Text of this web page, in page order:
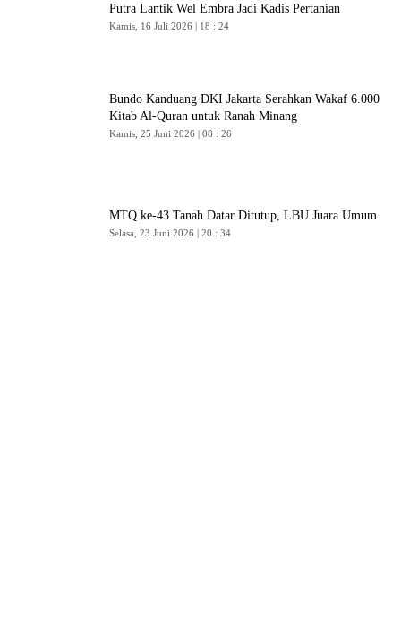
Putra Lantik Wel Embra Jadi Kadis Pertanian
Kamis, 16 Juli 2026 | 18 : 24
Bundo Kanduang DKI Jakarta Serahkan Wakaf 6.000
Kitab Al-Quran untuk Ranah Minang
Kamis, 25 Juni 2026 | 08 : 26
MTQ ke-43 Tanah Datar Ditutup, LBU Juara Umum
Selasa, 23 Juni 2026 | 20 : 34